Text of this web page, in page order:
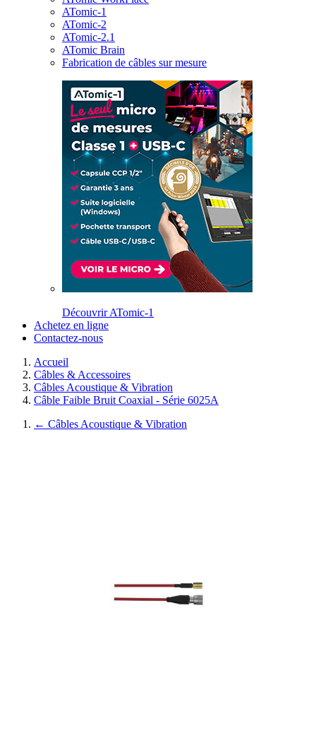
ATomic-1
ATomic-2
ATomic-2.1
ATomic Brain
Fabrication de câbles sur mesure
Découvrir ATomic-1
Achetez en ligne
Contactez-nous
Accueil
Câbles & Accessoires
Câbles Acoustique & Vibration
Câble Faible Bruit Coaxial - Série 6025A
← Câbles Acoustique & Vibration